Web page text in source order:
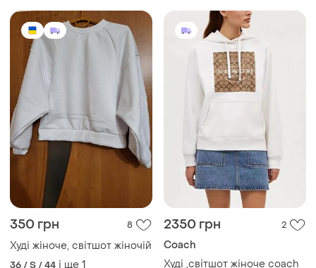
350 грн 8
Худі жіноче, світшот жіночій
36 / S / 44 і ще 1
2350 грн 2
Coach
Худі ,світшот жіноче coach